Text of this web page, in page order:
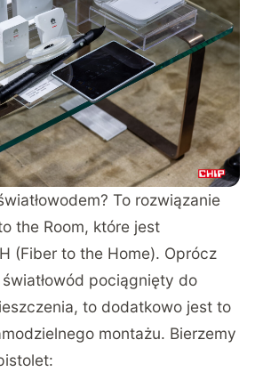
To rozwiązanie
the Room, które jest
(Fiber to the Home). Oprócz
pociągnięty do
to dodatkowo jest to
montażu. Bierzemy